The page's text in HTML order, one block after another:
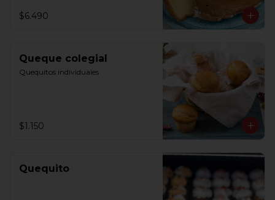
$6.490
Queque colegial
Quequitos individuales
$1.150
Quequito